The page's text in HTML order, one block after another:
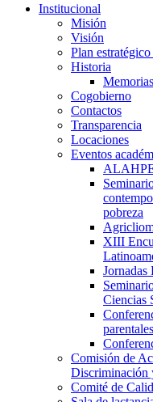
Institucional
Misión
Visión
Plan
Historia
Memorias
Cogobierno
Contactos
Transparencia
Locaciones
Eventos
pobreza
XIII
Jornadas
Ciencias
Comisión de
Discriminación
Comité de